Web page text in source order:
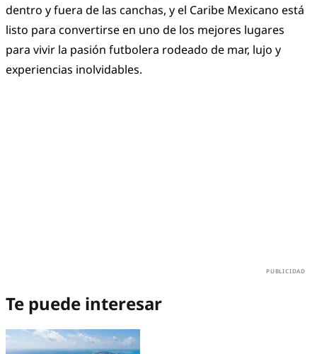
dentro y fuera de las canchas, y el Caribe Mexicano está
listo para convertirse en uno de los mejores lugares
para vivir la pasión futbolera rodeado de mar, lujo y
experiencias inolvidables.
Te puede interesar